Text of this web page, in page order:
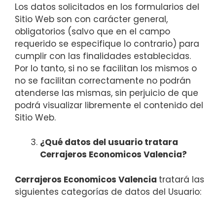
Los datos solicitados en los formularios del
Sitio Web son con carácter general,
obligatorios (salvo que en el campo
requerido se especifique lo contrario) para
cumplir con las finalidades establecidas.
Por lo tanto, si no se facilitan los mismos o
no se facilitan correctamente no podrán
atenderse las mismas, sin perjuicio de que
podrá visualizar libremente el contenido del
Sitio Web.
¿Qué datos del usuario tratara
Cerrajeros Economicos Valencia?
Cerrajeros Economicos Valencia tratará las
siguientes categorías de datos del Usuario: